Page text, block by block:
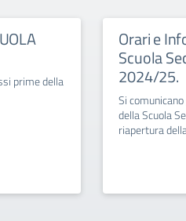
prime della
Orari e
Scuola
2024/25.
Si
della Scuola
riapertura